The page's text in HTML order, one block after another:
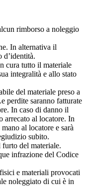
rimborso a noleggio
In alternativa il
d’identità.
cura tutto il materiale
integralità e allo stato
del materiale preso a
perdite saranno fatturate
In caso di danno il
arrecato al locatore. In
al locatore e sarà
subito.
del materiale.
infrazione del Codice
e materiali provocati
noleggiato di cui è in